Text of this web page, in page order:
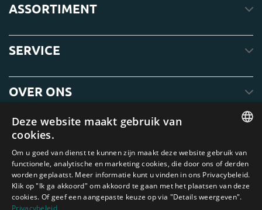
ASSORTIMENT
SERVICE
OVER ONS
DUTCH
GERMAN
Deze website maakt gebruik van
cookies.
Om u goed van dienst te kunnen zijn maakt deze website gebruik van
functionele, analytische en marketing cookies, die door ons of derden
worden geplaatst. Meer informatie kunt u vinden in ons Privacybeleid.
Klik op "Ik ga akkoord" om akkoord te gaan met het plaatsen van deze
cookies. Of geef een aangepaste keuze op via "Details weergeven".
Privacybeleid